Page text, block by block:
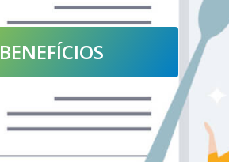
BENEFÍCIOS